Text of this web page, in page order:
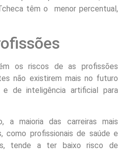
têm o menor percentual,
os riscos de as profissões
não existirem mais no futuro
de inteligência artificial para
maioria das carreiras mais
como profissionais de saúde e
tende a ter baixo risco de